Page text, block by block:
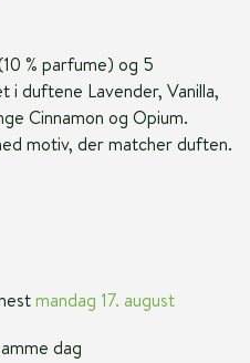
% parfume) og 5
duftene Lavender, Vanilla,
Cinnamon og Opium.
motiv, der matcher duften.
mandag 17. august
dag